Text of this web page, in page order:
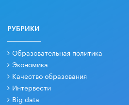
РУБРИКИ
Образовательная политика
Экономика
Качество образования
Интервести
Big data